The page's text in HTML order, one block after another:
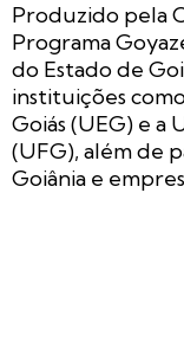
Produzido pela
Programa
do Estado de
instituições
Goiás (UEG) e a
(UFG), além de
Goiânia e